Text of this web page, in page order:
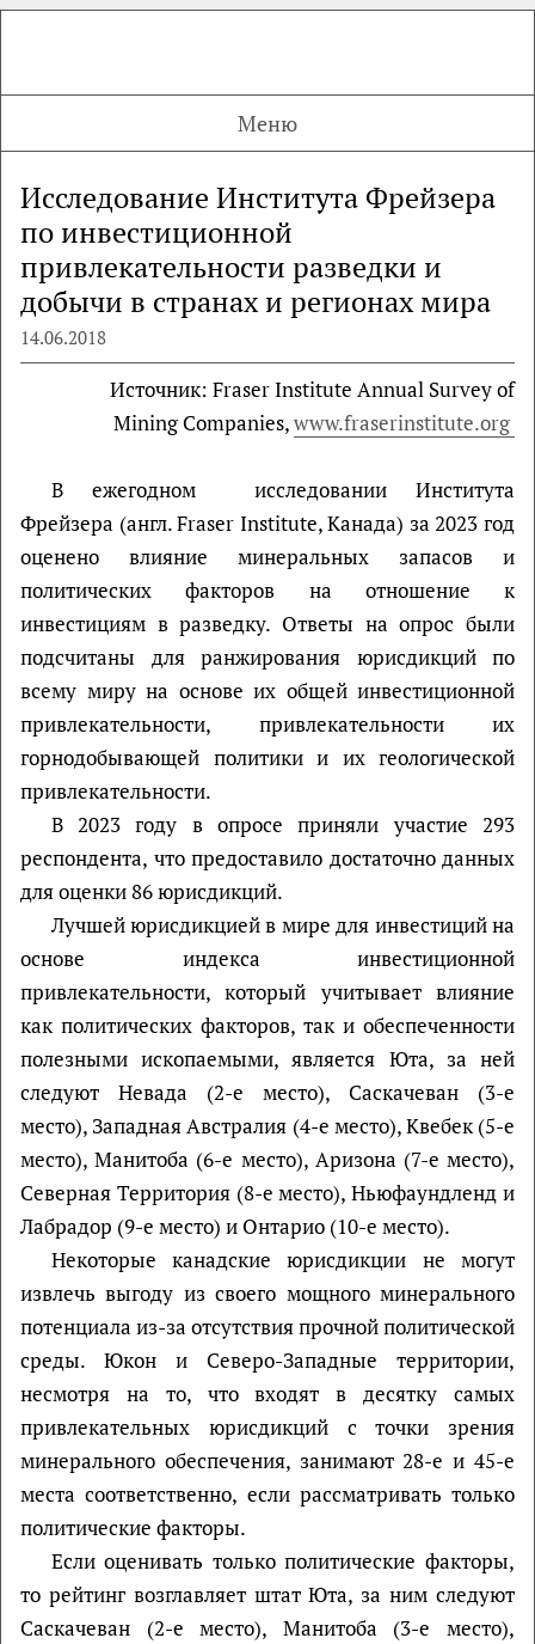
Меню
Исследование Института Фрейзера
по инвестиционной
привлекательности разведки и
добычи в странах и регионах мира
14.06.2018
Источник: Fraser Institute Annual Survey of
Mining Companies,www.fraserinstitute.org
В ежегодном исследовании Института
Фрейзера (англ. Fraser Institute, Канада) за 2023 год
оценено влияние минеральных запасов и
политических факторов на отношение к
инвестициям в разведку. Ответы на опрос были
подсчитаны для ранжирования юрисдикций по
всему миру на основе их общей инвестиционной
привлекательности, привлекательности их
горнодобывающей политики и их геологической
привлекательности.
В 2023 году в опросе приняли участие 293
респондента, что предоставило достаточно данных
для оценки 86 юрисдикций.
Лучшей юрисдикцией в мире для инвестиций на
основе индекса инвестиционной
привлекательности, который учитывает влияние
как политических факторов, так и обеспеченности
полезными ископаемыми, является Юта, за ней
следуют Невада (2-е место), Саскачеван (3-е
место), Западная Австралия (4-е место), Квебек (5-е
место), Манитоба (6-е место), Аризона (7-е место),
Северная Территория (8-е место), Ньюфаундленд и
Лабрадор (9-е место) и Онтарио (10-е место).
Некоторые канадские юрисдикции не могут
извлечь выгоду из своего мощного минерального
потенциала из-за отсутствия прочной политической
среды. Юкон и Северо-Западные территории,
несмотря на то, что входят в десятку самых
привлекательных юрисдикций с точки зрения
минерального обеспечения, занимают 28-е и 45-е
места соответственно, если рассматривать только
политические факторы.
Если оценивать только политические факторы,
то рейтинг возглавляет штат Юта, за ним следуют
Саскачеван (2-е место), Манитоба (3-е место),